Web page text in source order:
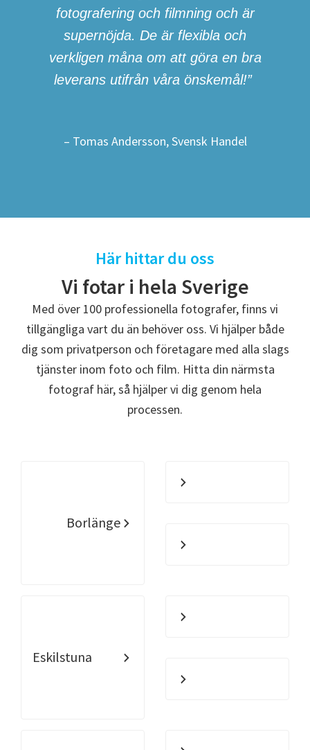
fotografering och filmning och är
supernöjda. De är flexibla och
verkligen måna om att göra en bra
leverans utifrån våra önskemål!”
– Tomas Andersson, Svensk Handel
Här hittar du oss
Vi fotar i hela Sverige
Med över 100 professionella fotografer, finns vi
tillgängliga vart du än behöver oss. Vi hjälper både
dig som privatperson och företagare med alla slags
tjänster inom foto och film. Hitta din närmsta
fotograf här, så hjälper vi dig genom hela
processen.
Borlänge
Eskilstuna